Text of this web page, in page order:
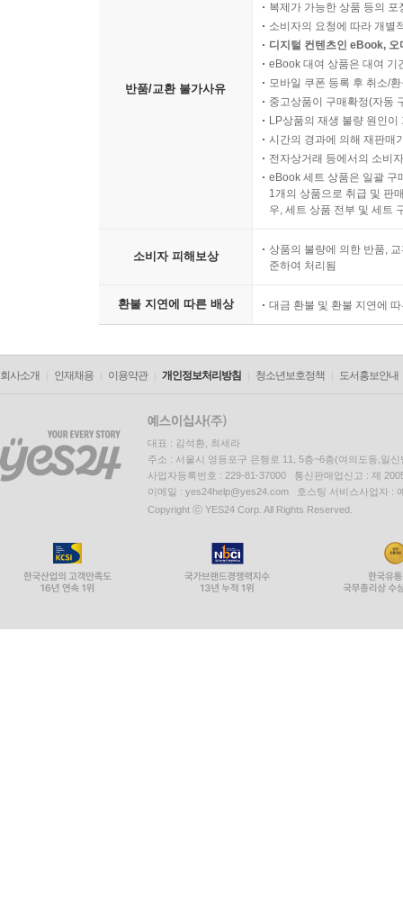
반품/교환 불가사유
복제가 가능한 상품 등의
소비자의 요청에 따라 개별
디지털 컨텐츠인 eBook,
eBook 대여 상품은 대여 기
모바일 쿠폰 등록 후 취소/
중고상품이 구매확정(자동
LP상품의 재생 불량 원인
시간의 경과에 의해 재판매
전자상거래 등에서의 소비
eBook 세트 상품은 일괄 구
1개의 상품으로 취급 및 판
우, 세트 상품 전부 및 세트
소비자 피해보상
상품의 불량에 의한 반품,
준하여 처리됨
환불 지연에 따른 배상 대금 환불 및 환불 지연에
회사소개 인재채용 이용약관 개인정보처리방침 청소년보호정책 도서홍보안내
대표 : 김석환, 최세라
주소 : 서울시 영등포구 은행로 11, 5층~6층(여의도동,일신
사업자등록번호 : 229-81-37000 통신판매업신고 : 제
이메일 : yes24help@yes24.com 호스팅 서비스사업자 :
Copyright ⓒ YES24 Corp. All Rights Reserved.